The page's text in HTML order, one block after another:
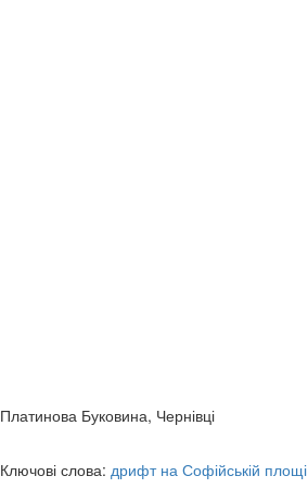
Платинова Буковина, Чернівці
Ключові слова: дрифт на Софійській площі